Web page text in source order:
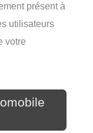
présent à
utilisateurs
votre